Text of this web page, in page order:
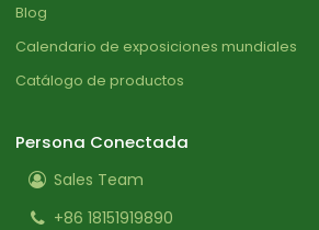
Blog
Calendario de exposiciones mundiales
Catálogo de productos
Persona Conectada
Sales Team
+86 18151919890